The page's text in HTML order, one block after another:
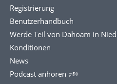
Registrierung
Benutzerhandbuch
Werde Teil von Dahoam in
Konditionen
News
Podcast anhören 🕬